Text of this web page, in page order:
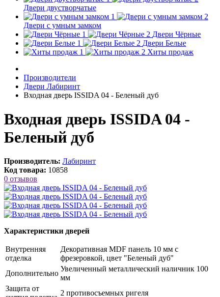
Двери двустворчатые
Двери с умным замком
Двери Чёрные
Двери Белые
Хиты продаж
Производители
Двери Лабиринт
Входная дверь ISSIDA 04 - Беленый дуб
Входная дверь ISSIDA 04 -
Беленый дуб
Производитель: Лабиринт
Код товара: 10858
0 отзывов
Характеристики дверей
Внутренняя
отделка
Декоративная MDF панель 10 мм с
фрезеровкой, цвет "Беленый дуб"
Дополнительно
Увеличенный металлический наличник 100
мм
Защита от
2 противосъемных ригеля